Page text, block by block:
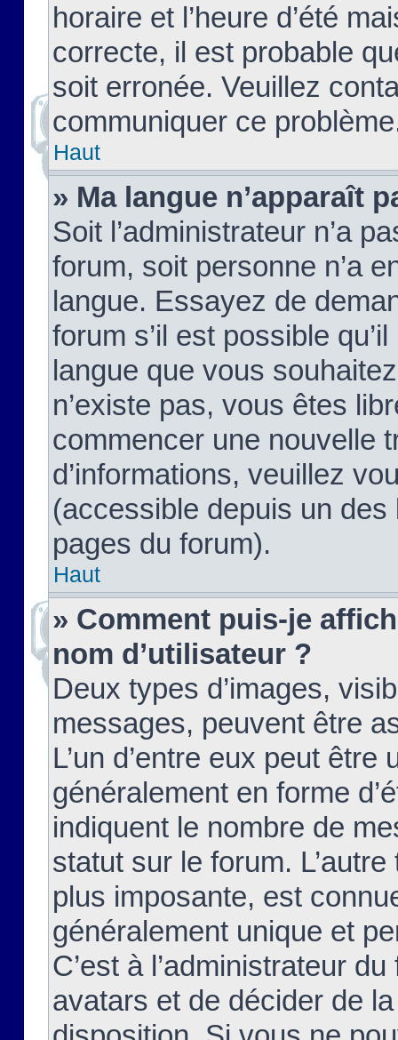
horaire et l’heure d’été
correcte, il est probable
soit erronée. Veuillez
communiquer ce
Haut
» Ma langue n’apparaît
Soit l’administrateur n’a
forum, soit personne n’a
langue. Essayez de
forum s’il est possible
langue que vous
n’existe pas, vous êtes
commencer une nouvelle
d’informations, veuillez
(accessible depuis un
pages du forum).
Haut
» Comment puis-je
nom d’utilisateur ?
Deux types d’images,
messages, peuvent être
L’un d’entre eux peut
généralement en forme
indiquent le nombre de
statut sur le forum.
plus imposante, est
généralement unique et
C’est à l’administrateur
avatars et de décider de